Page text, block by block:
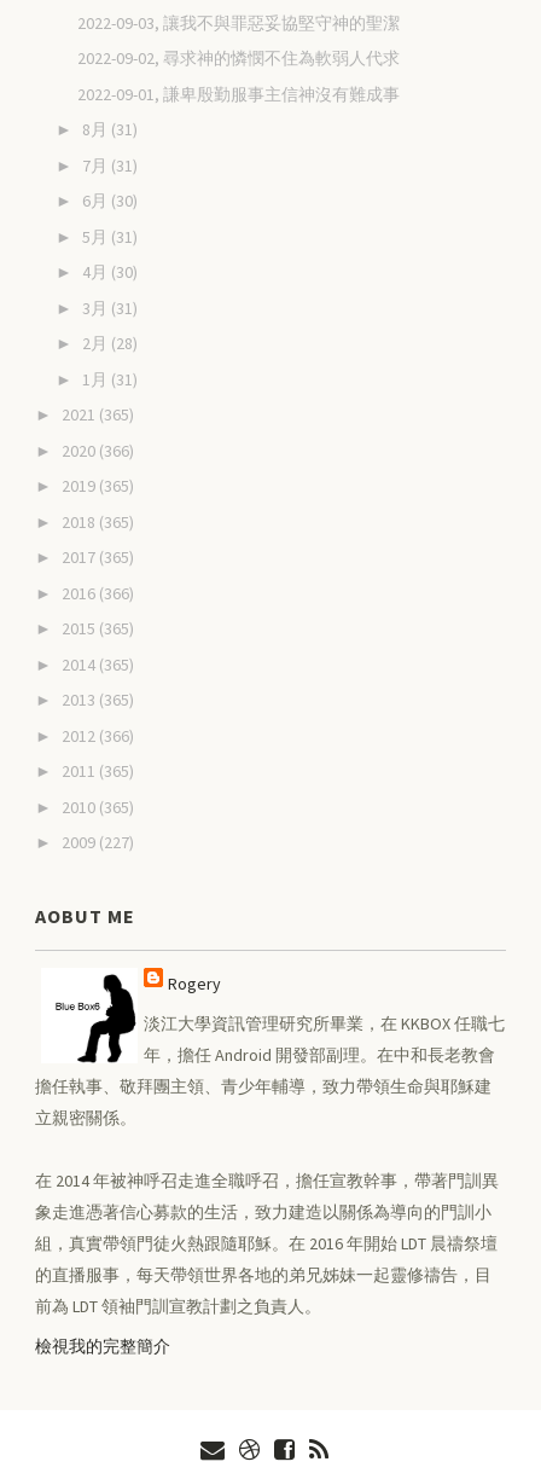
2022-09-03, 讓我不與罪惡妥協堅守神的聖潔
2022-09-02, 尋求神的憐憫不住為軟弱人代求
2022-09-01, 謙卑殷勤服事主信神沒有難成事
► 8月 (31)
► 7月 (31)
► 6月 (30)
► 5月 (31)
► 4月 (30)
► 3月 (31)
► 2月 (28)
► 1月 (31)
► 2021 (365)
► 2020 (366)
► 2019 (365)
► 2018 (365)
► 2017 (365)
► 2016 (366)
► 2015 (365)
► 2014 (365)
► 2013 (365)
► 2012 (366)
► 2011 (365)
► 2010 (365)
► 2009 (227)
AOBUT ME
Rogery
淡江大學資訊管理研究所畢業，在 KKBOX 任職七
年，擔任 Android 開發部副理。在中和長老教會
擔任執事、敬拜團主領、青少年輔導，致力帶領生命與耶穌建
立親密關係。
在 2014 年被神呼召走進全職呼召，擔任宣教幹事，帶著門訓異
象走進憑著信心募款的生活，致力建造以關係為導向的門訓小
組，真實帶領門徒火熱跟隨耶穌。在 2016 年開始 LDT 晨禱祭壇
的直播服事，每天帶領世界各地的弟兄姊妹一起靈修禱告，目
前為 LDT 領袖門訓宣教計劃之負責人。
檢視我的完整簡介